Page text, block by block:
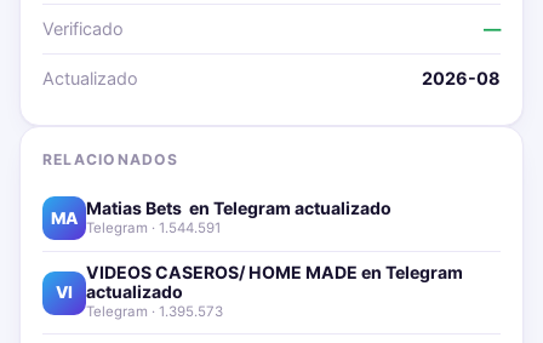
Verificado —
Actualizado 2026-08
RELACIONADOS
MA Matias Bets ‍ en Telegram actualizado📱🔥
Telegram · 1.544.591
VI
VIDEOS CASEROS/ HOME MADE en Telegram
actualizado📱🔥
Telegram · 1.395.573